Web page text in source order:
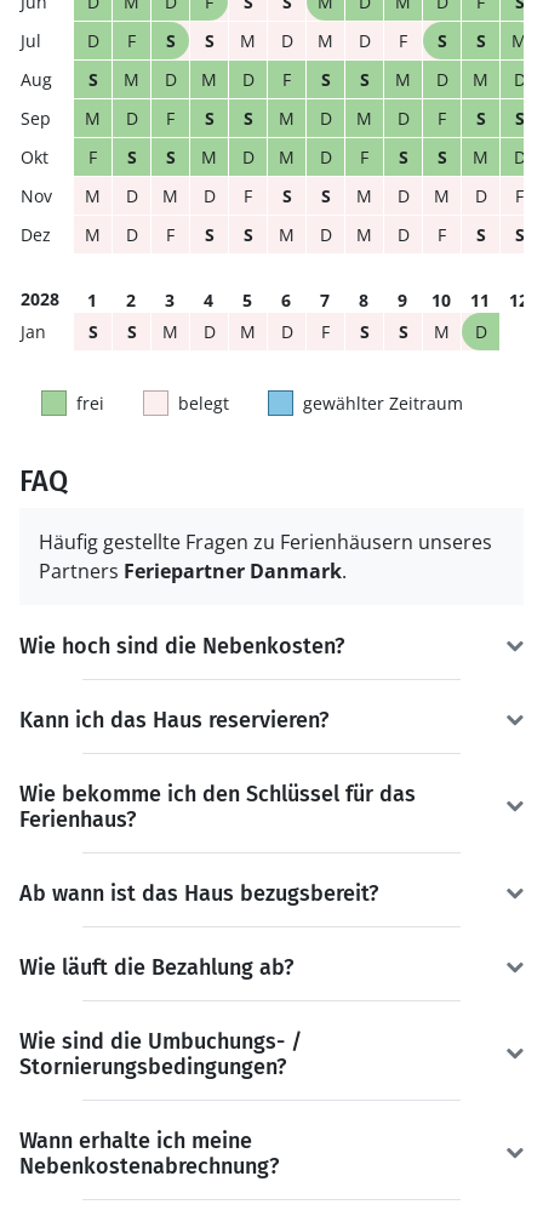
D
F S S M D M D F S S
M
S
M D M D F S S M D M
D
M
D F S S M D M D F S
S
F
S S M D M D F S S M
D
M
D M D F S S M D M D
F
M
D F S S M D M D F S S
2028 1 2 3 4 5 6 7 8 9 10 11
12
S
S M D M D F S S M D
frei belegt gewählter Zeitraum
FAQ
Häufig gestellte Fragen zu Ferienhäusern unseres
Partners Feriepartner Danmark.
Wie hoch sind die Nebenkosten?
Kann ich das Haus reservieren?
Wie bekomme ich den Schlüssel für das
Ferienhaus?
Ab wann ist das Haus bezugsbereit?
Wie läuft die Bezahlung ab?
Wie sind die Umbuchungs- /
Stornierungsbedingungen?
Wann erhalte ich meine
Nebenkostenabrechnung?